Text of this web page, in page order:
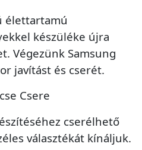
élettartamú
készüléke újra
Végezünk Samsung
javítást és cserét.
Csere
cserélhető
választékát kínáljuk.